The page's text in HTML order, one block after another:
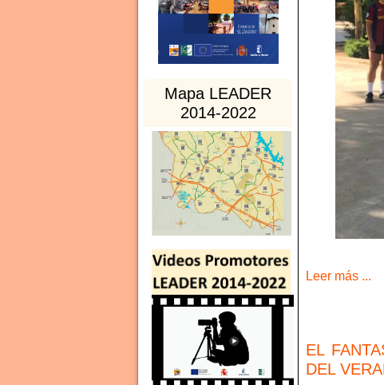
Mapa LEADER
2014-2022
Leer más ...
EL
DEL